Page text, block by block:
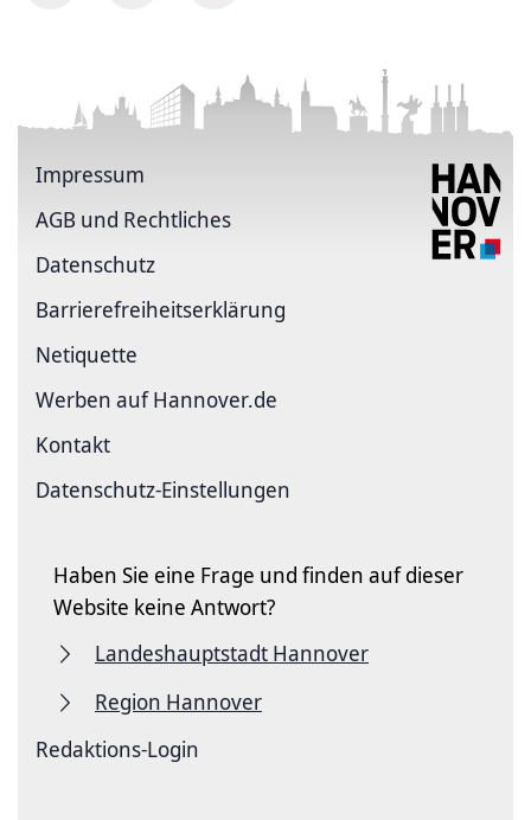
Impressum
AGB und Rechtliches
Datenschutz
Barriere­freiheits­erklärung
Netiquette
Werben auf Hannover.de
Kontakt
Datenschutz-Einstellungen
Haben Sie eine Frage und finden auf dieser
Website keine Antwort?
Landeshauptstadt Hannover
Region Hannover
Redaktions-Login